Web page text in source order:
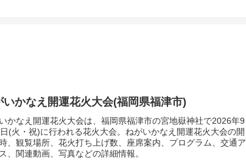
いかなえ開運花火大会(福岡県福津市)
かなえ開運花火大会は、福岡県福津市の宮地嶽神社で2026年9
(火・祝)に行われる花火大会。ねがいかなえ開運花火大会の開
、観覧場所、花火打ち上げ数、座席案内、プログラム、交通ア
、関連動画、写真などの詳細情報。